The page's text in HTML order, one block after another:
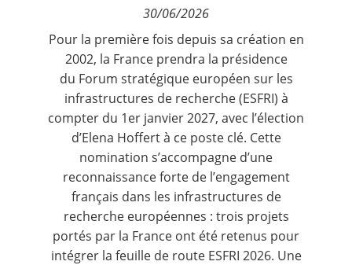
30/06/2026
Pour la première fois depuis sa création en
2002, la France prendra la présidence
du Forum stratégique européen sur les
infrastructures de recherche (ESFRI) à
compter du 1er janvier 2027, avec l’élection
d’Elena Hoffert à ce poste clé. Cette
nomination s’accompagne d’une
reconnaissance forte de l’engagement
français dans les infrastructures de
recherche européennes : trois projets
portés par la France ont été retenus pour
intégrer la feuille de route ESFRI 2026. Une